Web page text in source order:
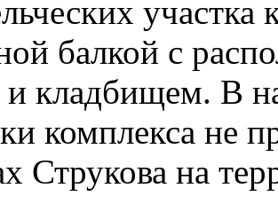
участка
балкой с
кладбищем. В
комплекса не
Струкова на